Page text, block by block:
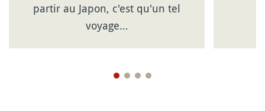
partir au Japon, c'est qu'un tel
voyage…